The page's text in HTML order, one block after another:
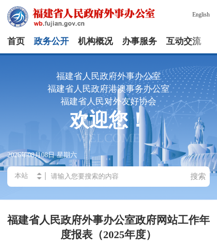
English
首页 政务公开 机构概况 办事服务 互动交流
福建省人民政府外事办公室
福建省人民政府港澳事务办公室
福建省人民对外友好协会
欢迎您！
WELCOME
2026年08月08日 星期六
搜索
福建省人民政府外事办公室政府网站工作年
度报表（2025年度）